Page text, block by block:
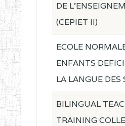
DE
(CEPIET II)
ECOLE
ENFANTS
LA LANGUE DES
BILINGUAL
TRAINING